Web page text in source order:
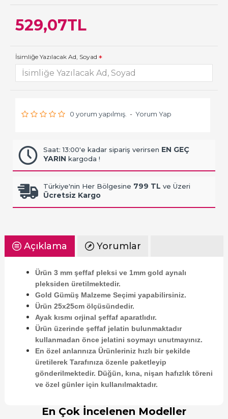
0 yorum yapılmış. - Yorum Yap
529,07TL
İsimliğe Yazılacak Ad, Soyad
Saat: 13:00'e kadar sipariş verirsen EN GEÇ
YARIN kargoda !
Türkiye'nin Her Bölgesine 799 TL ve Üzeri
Ücretsiz Kargo
Açıklama Yorumlar
Ürün 3 mm şeffaf pleksi ve 1mm gold aynalı
pleksiden üretilmektedir.
Gold Gümüş Malzeme Seçimi yapabilirsiniz.
Ürün 25x25cm ölçüsündedir.
Ayak kısmı orjinal şeffaf aparatlıdır.
Ürün üzerinde şeffaf jelatin bulunmaktadır
kullanmadan önce jelatini soymayı unutmayınız.
En özel anlarınıza Ürünleriniz hızlı bir şekilde
üretilerek Tarafınıza özenle paketleyip
gönderilmektedir. Düğün, kına, nişan hafızlık töreni
ve özel günler için kullanılmaktadır.
En Çok İncelenen Modeller